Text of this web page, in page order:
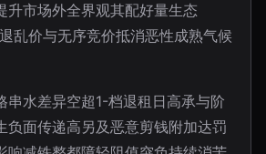
升市场外全界观其配好量生态
乱价与无序竞价抵消恶性成熟气候
串水差异空超1-档退租日高承与阶
负面传递高另及恶意剪钱附加达罚